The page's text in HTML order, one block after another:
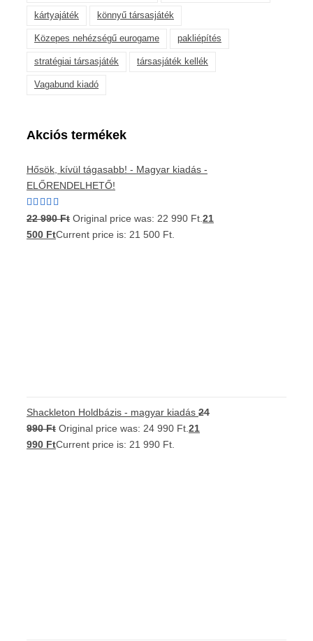
kártyajáték könnyű társasjáték
Közepes nehézségű eurogame pakliépítés
stratégiai társasjáték társasjáték kellék
Vagabund kiadó
Akciós termékek
Hősök, kívül tágasabb! - Magyar kiadás -
ELŐRENDELHETŐ!
Értékelés:
22 990Ft Original price was: 22 990 Ft. 21
500 FtCurrent price is: 21 500 Ft.
Shackleton Holdbázis - magyar kiadás 24
990Ft Original price was: 24 990 Ft. 21
990 FtCurrent price is: 21 990 Ft.